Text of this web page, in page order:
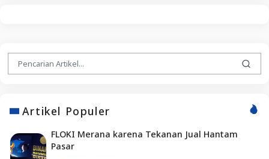
Artikel Populer
FLOKI Merana karena Tekanan Jual Hantam
Pasar